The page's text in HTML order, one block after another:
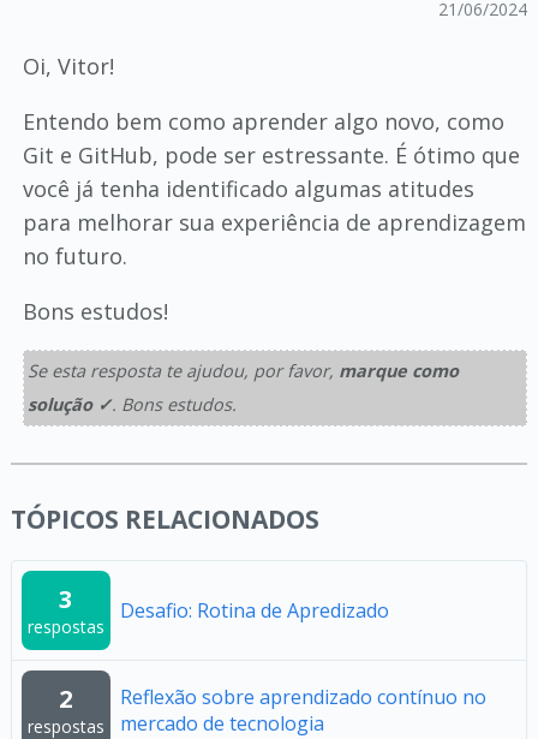
21/06/2024
Oi, Vitor!
Entendo bem como aprender algo novo, como
Git e GitHub, pode ser estressante. É ótimo que
você já tenha identificado algumas atitudes
para melhorar sua experiência de aprendizagem
no futuro.
Bons estudos!
Se esta resposta te ajudou, por favor, marque como
solução ✓. Bons estudos.
TÓPICOS RELACIONADOS
3
respostas
Desafio: Rotina de Apredizado
2
respostas
Reflexão sobre aprendizado contínuo no
mercado de tecnologia